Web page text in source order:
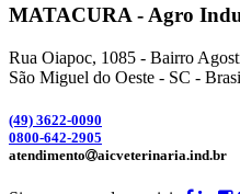
MATACURA - Agro
Rua Oiapoc, 1085 - Bairro
São Miguel do Oeste - SC -
(49) 3622-0090
0800-642-2905
atendimento
aicveterinaria.ind.br